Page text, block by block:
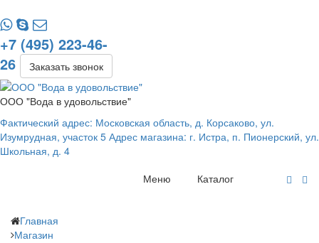
+7 (495) 223-46-
26
Заказать звонок
ООО "Вода в удовольствие"
Фактический адрес: Московская область, д. Корсаково, ул.
Изумрудная, участок 5 Адрес магазина: г. Истра, п. Пионерский, ул.
Школьная, д. 4
Каталог
Меню
Главная
Магазин